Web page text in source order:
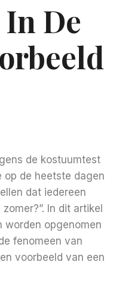
De
de kostuumtest
op de heetste dagen
dat iedereen
In dit artikel
worden opgenomen
fenomeen van
voorbeeld van een